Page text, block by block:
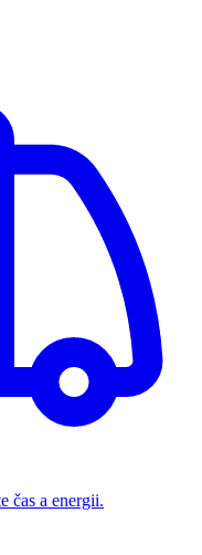
čas a energii.